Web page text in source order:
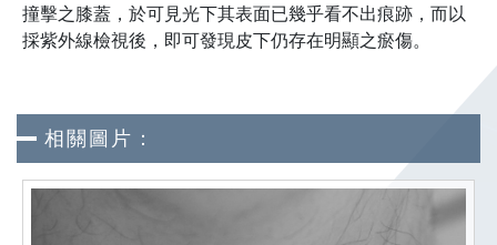
撞擊之膝蓋，於可見光下其表面已幾乎看不出痕跡，而以
採紫外線檢視後，即可發現皮下仍存在明顯之瘀傷。
相關圖片：